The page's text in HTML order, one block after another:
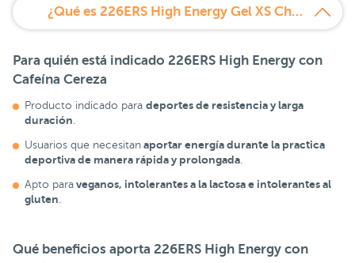
¿Qué es 226ERS High Energy Gel XS Cherry Cafeína?
Para quién está indicado 226ERS High Energy con
Cafeína Cereza
Producto indicado para deportes de resistencia y larga
duración
Usuarios que necesitan aportar energía durante la practica
deportiva de manera rápida y prolongada
Apto para veganos, intolerantes a la lactosa e intolerantes al
gluten
Qué beneficios aporta 226ERS High Energy con